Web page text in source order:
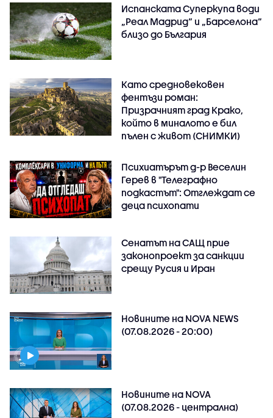
Испанската Суперкупа води
„Реал Мадрид“ и „Барселона“
близо до България
Като средновековен
фентъзи роман:
Призрачният град Крако,
който в миналото е бил
пълен с живот (СНИМКИ)
Психиатърът д-р Веселин
Герев в "Телеграфно
подкастът": Отглеждат се
деца психопати
Сенатът на САЩ прие
законопроект за санкции
срещу Русия и Иран
Новините на NOVA NEWS
(07.08.2026 - 20:00)
Новините на NOVA
(07.08.2026 - централна)